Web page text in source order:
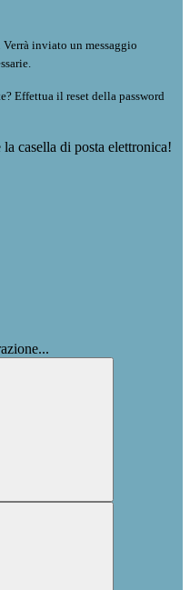
Verrà inviato un messaggio
Effettua il reset della password
casella di posta elettronica!